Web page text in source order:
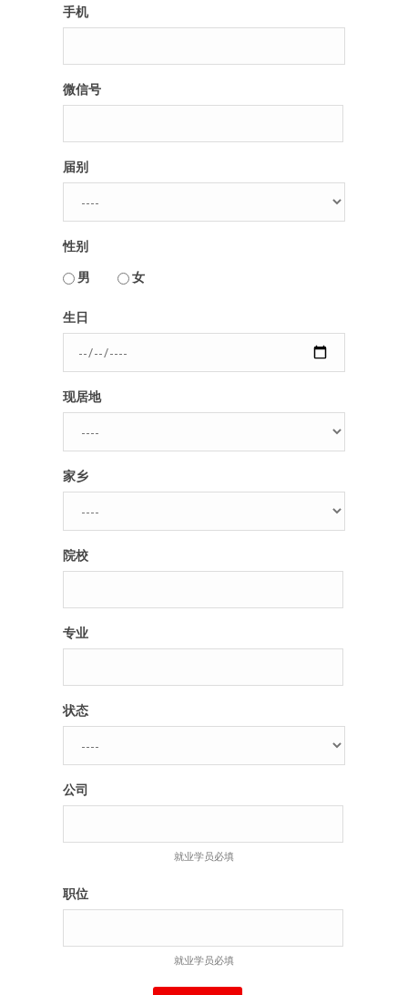
用户名或Email
记住我的登录状态
没帐号？注册一个
辉煌2013
梦工坊圈
人脉圈
信息圈
品牌的力量
手机
微信号
届别
性别
男
女
生日
现居地
家乡
院校
专业
状态
公司
就业学员必填
职位
就业学员必填